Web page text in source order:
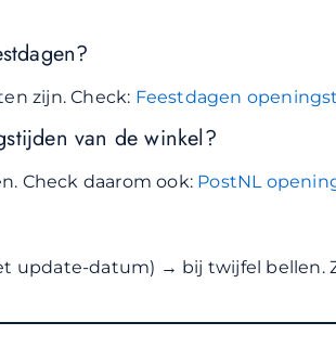
zijn. Check: Feestdagen
van de winkel?
Check daarom ook: PostNL
update-datum) → bij twijfel bellen.